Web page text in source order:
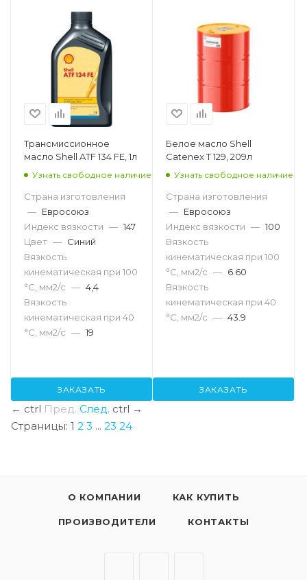
Tрансмиссионное
масло Shell ATF 134 FE, 1л
Узнать свободное наличие
Страна изготовления
— Евросоюз
Индекс вязкости — 147
Цвет — Синий
Вязкость
кинематическая при 100
°С, мм2/с — 4,4
Вязкость
кинематическая при 40
°С, мм2/с — 19
ЗАКАЗАТЬ
Белое масло Shell
Catenex T 129, 209л
Узнать свободное наличие
Страна изготовления
— Евросоюз
Индекс вязкости — 100
Вязкость
кинематическая при 100
°С, мм2/с — 6.60
Вязкость
кинематическая при 40
°С, мм2/с — 43.9
ЗАКАЗАТЬ
← ctrl Пред. След. ctrl →
Страницы: 1 2 3 ... 23 24
О КОМПАНИИ КАК КУПИТЬ
ПРОИЗВОДИТЕЛИ КОНТАКТЫ